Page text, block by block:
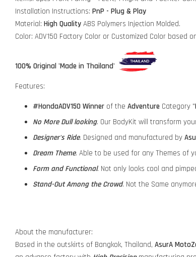
Installation Instructions: PnP - Plug & Play
Material: High Quality ABS Polymers Injection Molded.
Color: ADV150 Factory Color or Customized Color based
100% Original 'Made in Thailand'
Features:
#HondaADV150 Winner of the Adventure Category "
No More Dull looking. Our BodyKit will transform
Designer's Ride. Designed and manufactured by
Dream Theme. Able to be used for any Themes of
Form and Functional. Not only looks cool and
Stand-Out Among the Crowd. Not the Same
About the manufacturer:
Based in the outskirts of Bangkok, Thailand, AsurA